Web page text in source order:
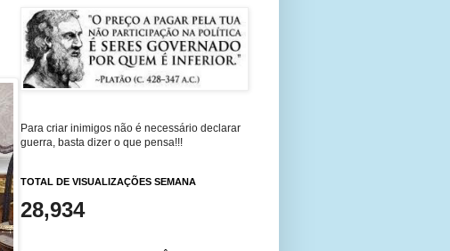
Para criar inimigos não é necessário declarar
guerra, basta dizer o que pensa!!!
TOTAL DE VISUALIZAÇÕES SEMANA
28,934